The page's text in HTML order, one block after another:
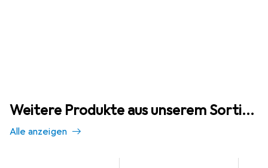
Weitere Produkte aus unserem Sortiment
Alle anzeigen